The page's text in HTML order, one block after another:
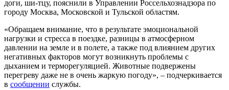
доги, ши-тцу, пояснили в Управлении Россельхознадзора по
городу Москва, Московской и Тульской областям.
«Обращаем внимание, что в результате эмоциональной
нагрузки и стресса в поездке, разницы в атмосферном
давлении на земле и в полете, а также под влиянием других
негативных факторов могут возникнуть проблемы с
дыханием и терморегуляцией. Животные подвержены
перегреву даже не в очень жаркую погоду», – подчеркивается
в сообщении службы.